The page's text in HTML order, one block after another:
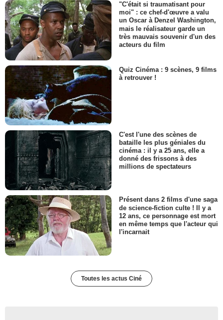
"C'était si traumatisant pour
moi" : ce chef-d'œuvre a valu
un Oscar à Denzel Washington,
mais le réalisateur garde un
très mauvais souvenir d'un des
acteurs du film
Quiz Cinéma : 9 scènes, 9 films
à retrouver !
C'est l'une des scènes de
bataille les plus géniales du
cinéma : il y a 25 ans, elle a
donné des frissons à des
millions de spectateurs
Présent dans 2 films d'une saga
de science-fiction culte ! Il y a
12 ans, ce personnage est mort
en même temps que l'acteur qui
l'incarnait
Toutes les actus Ciné